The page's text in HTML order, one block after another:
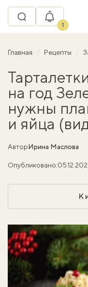
1
Главная Рецепты
на год
нужны
и яйца
АвторИрина Маслова
Опубликовано:
К